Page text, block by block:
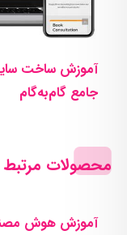
آموزش ساخت
جامع گام‌به‌گام
محصولات مرتبط
آموزش هوش